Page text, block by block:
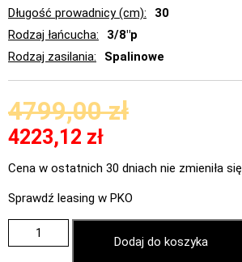
Długość prowadnicy (cm)
30
Rodzaj łańcucha
3/8"p
Rodzaj zasilania
Spalinowe
4799,00zł
4223,12 zł
Cena w ostatnich 30 dniach nie zmieniła się
Sprawdź leasing w PKO
Dodaj do koszyka